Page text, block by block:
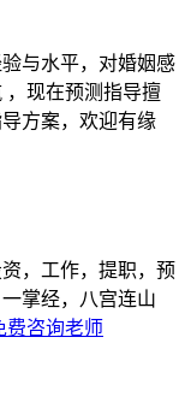
与水平，对婚姻感
现在预测指导擅
方案，欢迎有缘
，工作，提职，预
掌经，八宫连山
费咨询老师